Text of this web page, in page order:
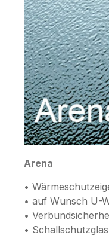
Arena
•
• auf Wunsch U-
•
•